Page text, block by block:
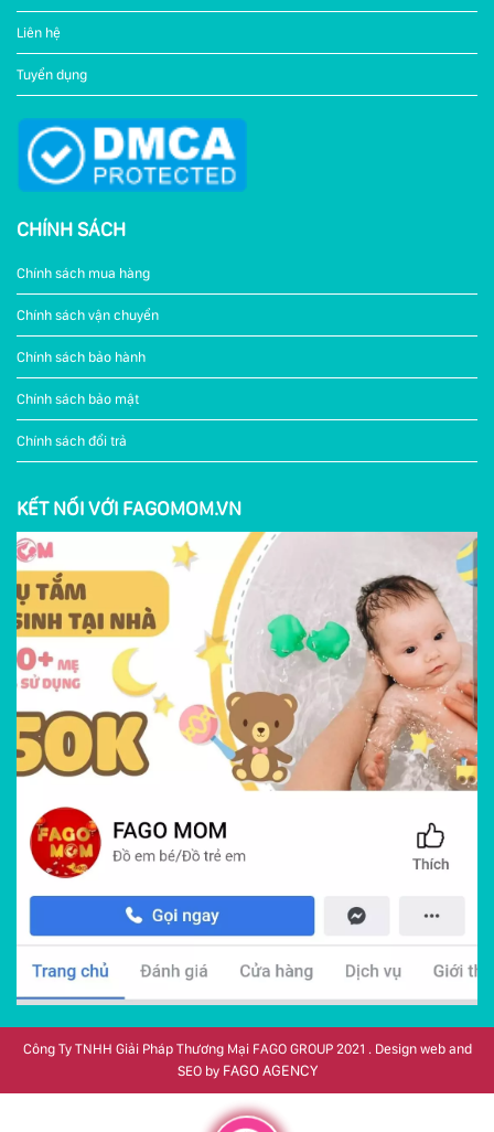
Liên hệ
Tuyển dụng
CHÍNH SÁCH
Chính sách mua hàng
Chính sách vận chuyển
Chính sách bảo hành
Chính sách bảo mật
Chính sách đổi trả
KẾT NỐI VỚI FAGOMOM.VN
Công Ty TNHH Giải Pháp Thương Mại FAGO GROUP 2021 . Design web and
SEO by FAGO AGENCY